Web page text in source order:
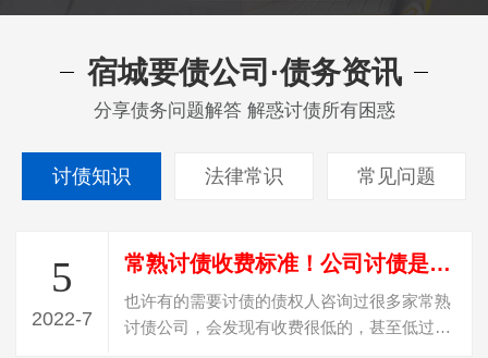
宿城要债公司·债务资讯
分享债务问题解答 解惑讨债所有困惑
讨债知识 法律常识 常见问题
5
2022-7
常熟讨债收费标准！公司讨债是怎么收费？
也许有的需要讨债的债权人咨询过很多家常熟
讨债公司，会发现有收费很低的，甚至低过